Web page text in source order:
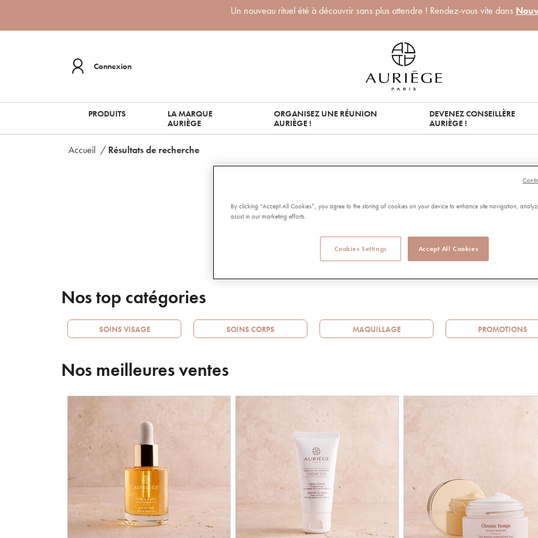
Un nouveau rituel été à découvrir sans plus attendre ! Rendez-vous vite dans
Connexion
PRODUITS
LA MARQUE
AURIÈGE
ORGANISEZ UNE RÉUNION
AURIÈGE !
DEVENEZ CONSEILLÈRE
AURIÈGE !
Accueil / Résultats de recherche
Il semble que nous ne trouvions pas ce que vous
Nos top catégories
SOINS VISAGE SOINS CORPS MAQUILLAGE PROMOTIONS
Nos meilleures ventes
By clicking “Accept All Cookies”, you agree to the storing of cookies on your device to enhance site navigation,
assist in our marketing efforts.
Accept All Cookies
Cookies Settings